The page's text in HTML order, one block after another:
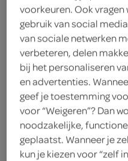
3 eetlepels platte
eetlepel verse tijm
2 blikjes tonijn in olie
2 blikjes sardinesfilets
scheutje witte wijn
4 tomaten
voorkeuren. Ook
gebruik van social
van sociale netwerken
verbeteren, delen
bij het personaliseren
en advertenties.
geef je toestemming
voor “Weigeren”? Dan
noodzakelijke,
geplaatst. Wanneer je
kun je kiezen voor “zelf